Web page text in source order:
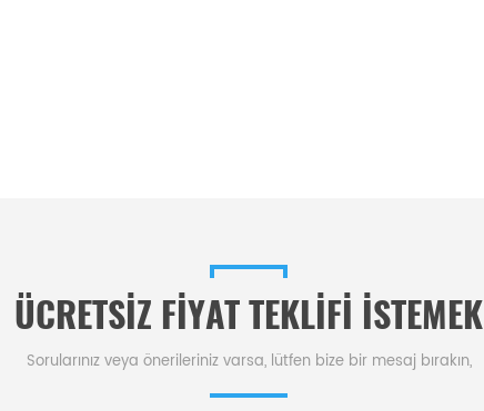
ÜCRETSIZ FIYAT TEKLIFI ISTEMEK
Sorularınız veya önerileriniz varsa, lütfen bize bir mesaj bırakın,